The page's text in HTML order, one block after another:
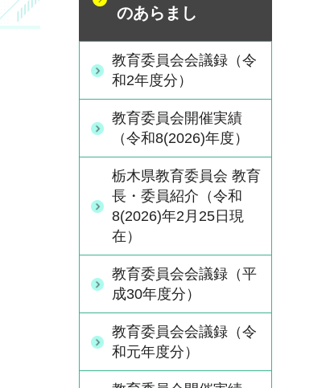
のあらまし
教育委員会会議録（令
和2年度分）
教育委員会開催実績
（令和8(2026)年度）
栃木県教育委員会 教育
長・委員紹介（令和
8(2026)年2月25日現
在）
教育委員会会議録（平
成30年度分）
教育委員会会議録（令
和元年度分）